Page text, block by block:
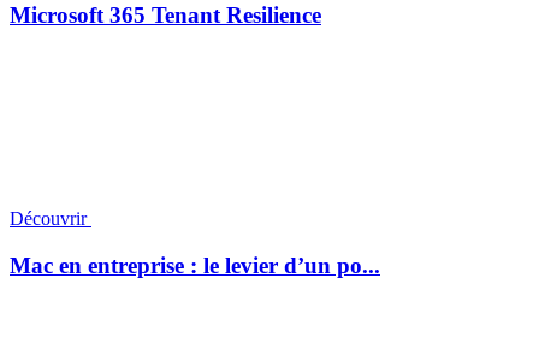
Microsoft 365 Tenant Resilience
Découvrir
Mac en entreprise : le levier d’un po...